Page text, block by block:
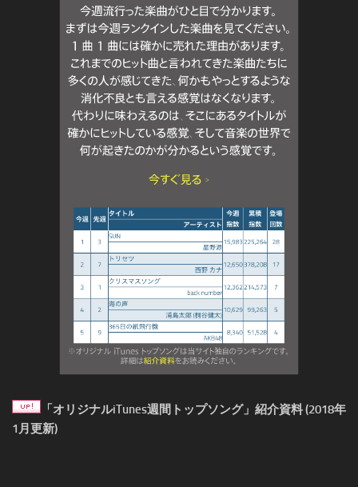
「オリジナルiTunes週間トップソング」紹介資料 (2018年
1月更新)